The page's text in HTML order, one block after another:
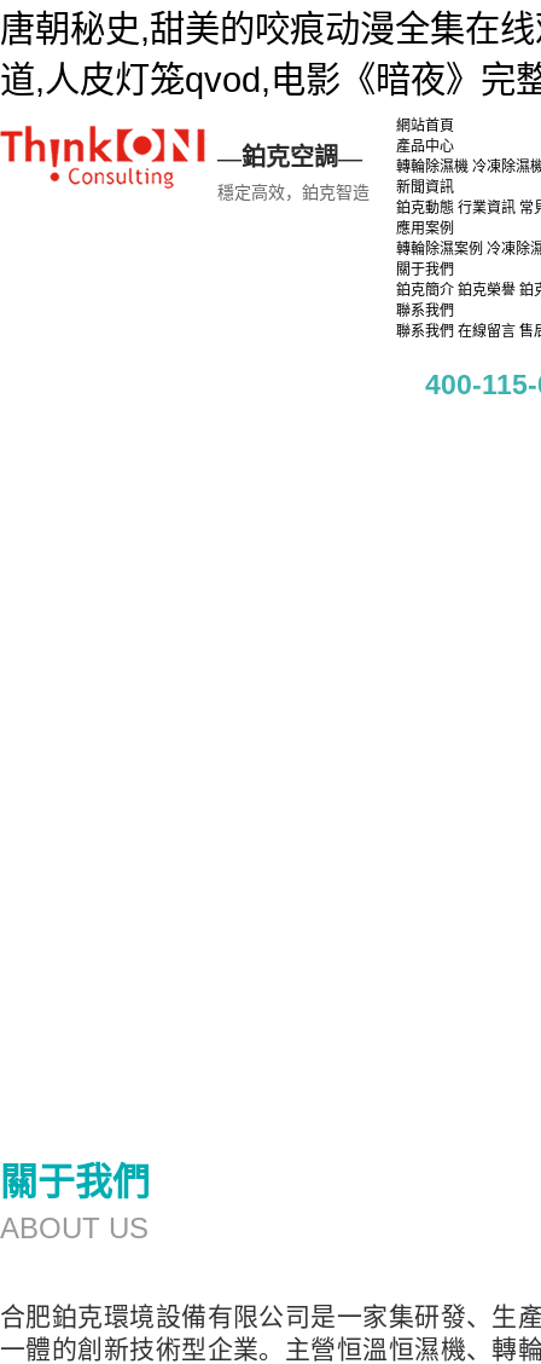
唐朝秘史,甜美的咬痕动漫全集在
道,人皮灯笼qvod,电影《暗夜》完
—鉑克空調—
穩定高效，鉑克智造
網站首頁
產品中心
轉輪除濕機 冷凍除濕
新聞資訊
鉑克動態 行業資訊 常
應用案例
轉輪除濕案例 冷凍除
關于我們
鉑克簡介 鉑克榮譽 鉑
聯系我們
聯系我們 在線留言 售
400-
關于我們
ABOUT US
合肥鉑克環境設備有限公司是一家集研發、生
一體的創新技術型企業。主營恒溫恒濕機、轉